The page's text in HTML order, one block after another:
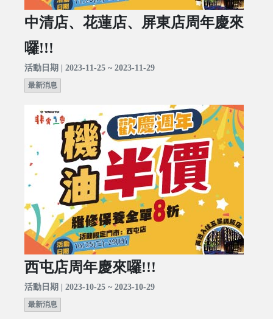
中清店、花蓮店、屏東店周年慶來
囉!!!
活動日期 | 2023-11-25 ~ 2023-11-29
最新消息
西屯店周年慶來囉!!!
活動日期 | 2023-10-25 ~ 2023-10-29
最新消息